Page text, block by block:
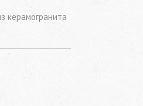
керамогранита